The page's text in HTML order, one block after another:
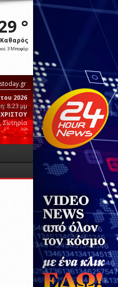
°
Καθαρός
3 Μποφόρ
2026
8:23 μμ
Σωτηρία